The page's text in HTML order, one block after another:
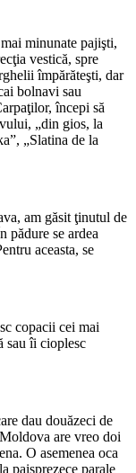
minunate pajişti,
vestică, spre
împărăteşti, dar
bolnavi sau
începi să
„din gios, la
„Slatina de la
am găsit ţinutul de
pădure se ardea
aceasta, se
copacii cei mai
sau îi cioplesc
dau douăzeci de
are vreo doi
O asemenea oca
paisprezece parale